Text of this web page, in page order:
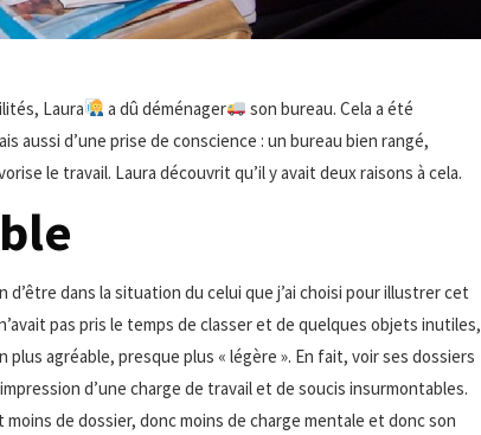
Laura a dû déménager
son bureau. Cela a été
aussi d’une prise de conscience : un bureau bien rangé,
le travail. Laura découvrit qu’il y avait deux raisons à cela.
dans la situation du celui que j’ai choisi pour illustrer cet
pas pris le temps de classer et de quelques objets inutiles,
agréable, presque plus « légère ». En fait, voir ses dossiers
d’une charge de travail et de soucis insurmontables.
de dossier, donc moins de charge mentale et donc son